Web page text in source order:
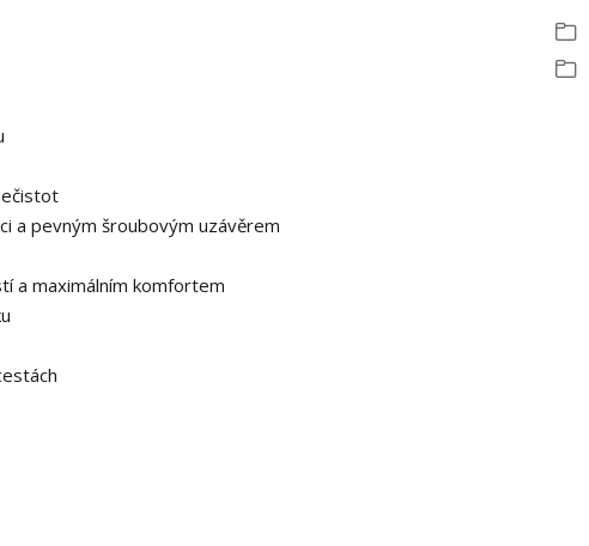
a pevným šroubovým uzávěrem
a maximálním komfortem